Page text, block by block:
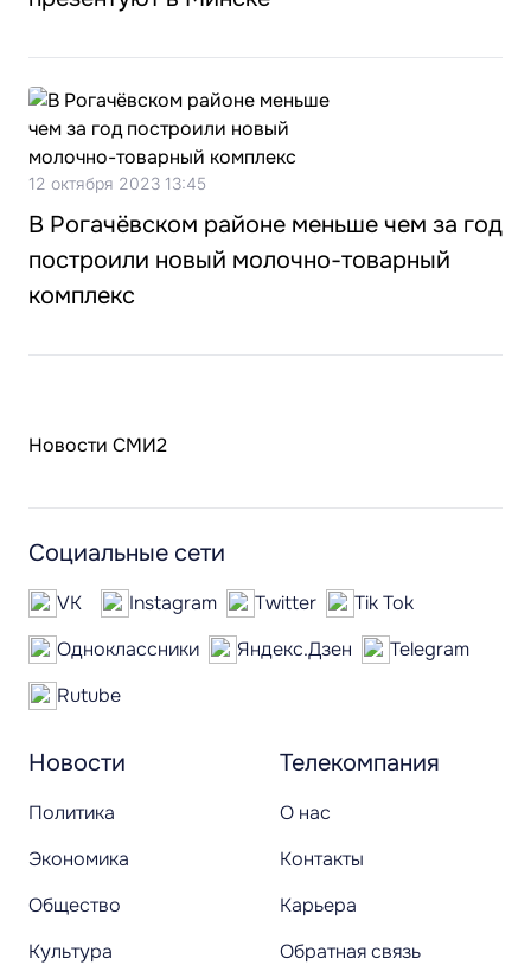
12 октября 2023 13:45
В Рогачёвском районе меньше чем за год
построили новый молочно-товарный
комплекс
Новости СМИ2
Новости
Политика
Экономика
Общество
Культура
Телекомпания
О нас
Контакты
Карьера
Обратная связь
Социальные сети
VK Instagram Twitter
Tik Tok
Одноклассники
Яндекс.Дзен
Telegram
Rutube